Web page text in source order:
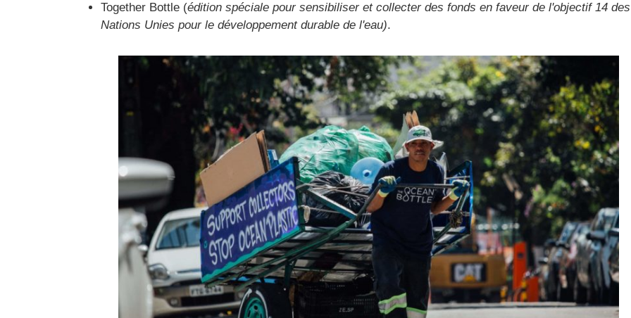
Together Bottle (édition spéciale pour sensibiliser et collecter des fonds en faveur de l'objectif 14 des
Nations Unies pour le développement durable de l'eau).